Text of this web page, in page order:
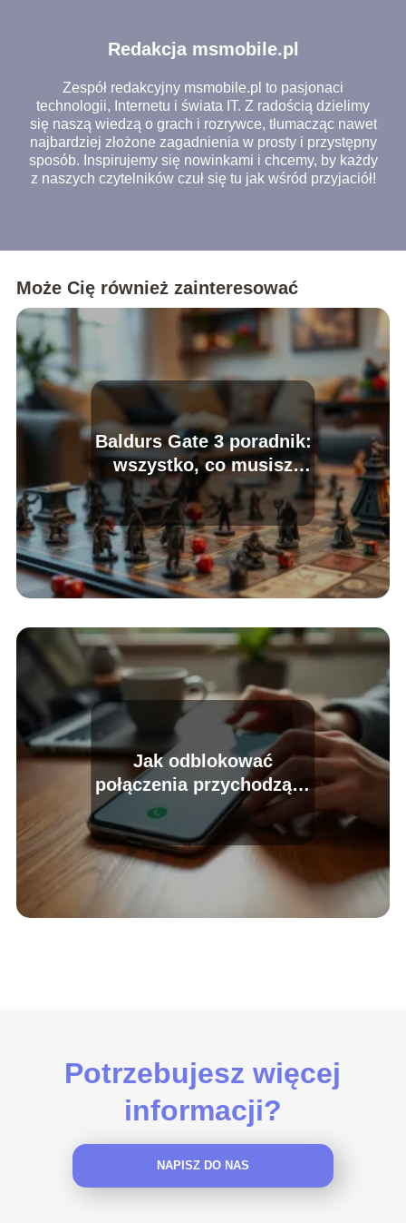
Redakcja msmobile.pl
Zespół redakcyjny msmobile.pl to pasjonaci
technologii, Internetu i świata IT. Z radością dzielimy
się naszą wiedzą o grach i rozrywce, tłumacząc nawet
najbardziej złożone zagadnienia w prosty i przystępny
sposób. Inspirujemy się nowinkami i chcemy, by każdy
z naszych czytelników czuł się tu jak wśród przyjaciół!
Może Cię również zainteresować
Baldurs Gate 3 poradnik:
wszystko, co musisz
wiedzieć o grze
Jak odblokować
połączenia przychodzące
w telefonie?
Potrzebujesz więcej
informacji?
NAPISZ DO NAS